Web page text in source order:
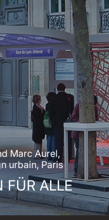
Marc Aurel,
urbain, Paris
FÜR ALLE